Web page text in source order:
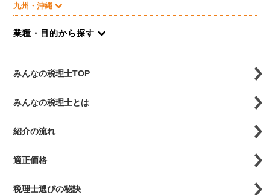
九州・沖縄
業種・目的から探す
みんなの税理士TOP
みんなの税理士とは
紹介の流れ
適正価格
税理士選びの秘訣